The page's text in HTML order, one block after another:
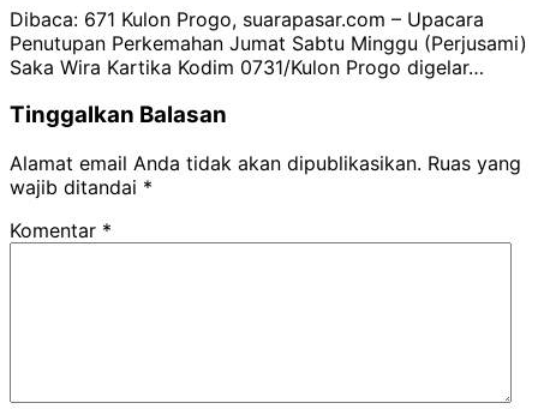
Dibaca: 671 Kulon Progo, suarapasar.com – Upacara
Penutupan Perkemahan Jumat Sabtu Minggu (Perjusami)
Saka Wira Kartika Kodim 0731/Kulon Progo digelar…
Tinggalkan Balasan
Alamat email Anda tidak akan dipublikasikan. Ruas yang
wajib ditandai *
Komentar *